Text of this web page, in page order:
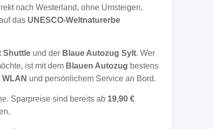
nach Westerland, ohne Umsteigen,
das UNESCO-Weltnaturerbe
Shuttleund der Blaue Autozug Sylt. Wer
ist mit dem Blauen Autozug bestens
und persönlichem Service an Bord.
Sparpreise sind bereits ab 19,90 €